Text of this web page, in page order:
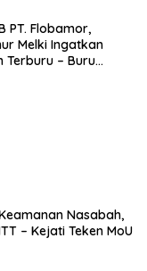
PT. Flobamor,
Melki Ingatkan
Terburu – Buru
Nasabah,
– Kejati Teken MoU